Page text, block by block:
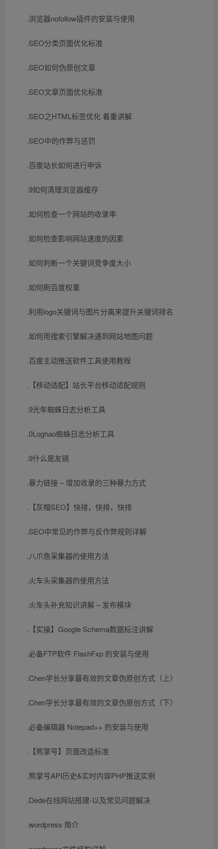
.浏览器nofollow插件的安装与使用
.SEO分类页面优化标准
.SEO如何伪原创文章
.SEO文章页面优化标准
.SEO之HTML标签优化 着重讲解
.SEO中的作弊与惩罚
.百度站长如何进行申诉
.9如何清理浏览器缓存
.如何检查一个网站的收录率
.如何检查影响网站速度的因素
.如何判断一个关键词竞争度大小
.如何刷百度权重
.利用logo关键词与图片分离来提升关键词排名
.如何用搜索引擎解决遇到网站地图问题
.百度主动推送软件工具使用教程
.【移动适配】站长平台移动适配规则
.9光年蜘蛛日志分析工具
.0Loghao蜘蛛日志分析工具
.9什么是友链
.暴力链接 – 增加收录的三种暴力方式
.【灰帽SEO】快排，快排，快排
.SEO中常见的作弊与反作弊规则详解
.八爪鱼采集器的使用方法
.火车头采集器的使用方法
.火车头补充知识讲解 – 发布模块
.【实操】Google Schema数据标注讲解
.必备FTP软件 FlashFxp 的安装与使用
.Chen学长分享最有效的文章伪原创方式（上）
.Chen学长分享最有效的文章伪原创方式（下）
.必备编辑器 Notepad++ 的安装与使用
.【熊掌号】页面改造标准
.熊掌号API历史&实时内容PHP推送实例
.Dede在线网站搭建-以及常见问题解决
.wordpress 简介